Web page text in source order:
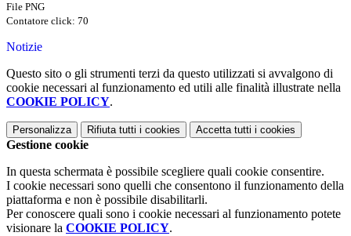
File PNG
Contatore click: 70
Notizie
Questo sito o gli strumenti terzi da questo utilizzati si avvalgono di
cookie necessari al funzionamento ed utili alle finalità illustrate nella
COOKIE POLICY.
Personalizza Rifiuta tutti i cookies Accetta tutti i cookies
Gestione cookie
In questa schermata è possibile scegliere quali cookie consentire.
I cookie necessari sono quelli che consentono il funzionamento della
piattaforma e non è possibile disabilitarli.
Per conoscere quali sono i cookie necessari al funzionamento potete
visionare la COOKIE POLICY.